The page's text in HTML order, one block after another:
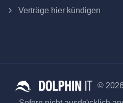
Verträge hier kündigen
©